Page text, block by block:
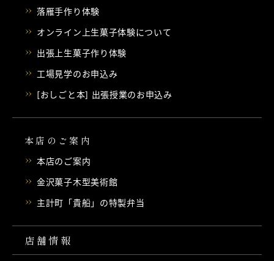
落雁手作り体験
オンライン上生菓子体験について
出張上生菓子作り体験
工場見学のお申込み
[おしごと本] 出張授業のお申込み
本店のご案内
本店のご案内
金沢菓子木型美術館
主計町「貴船」の特製弁当
店舗情報